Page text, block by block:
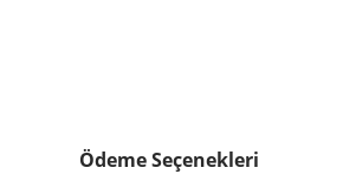
Ödeme Seçenekleri